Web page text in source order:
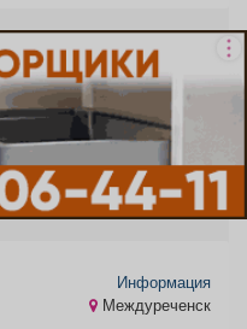
Информация
Междуреченск